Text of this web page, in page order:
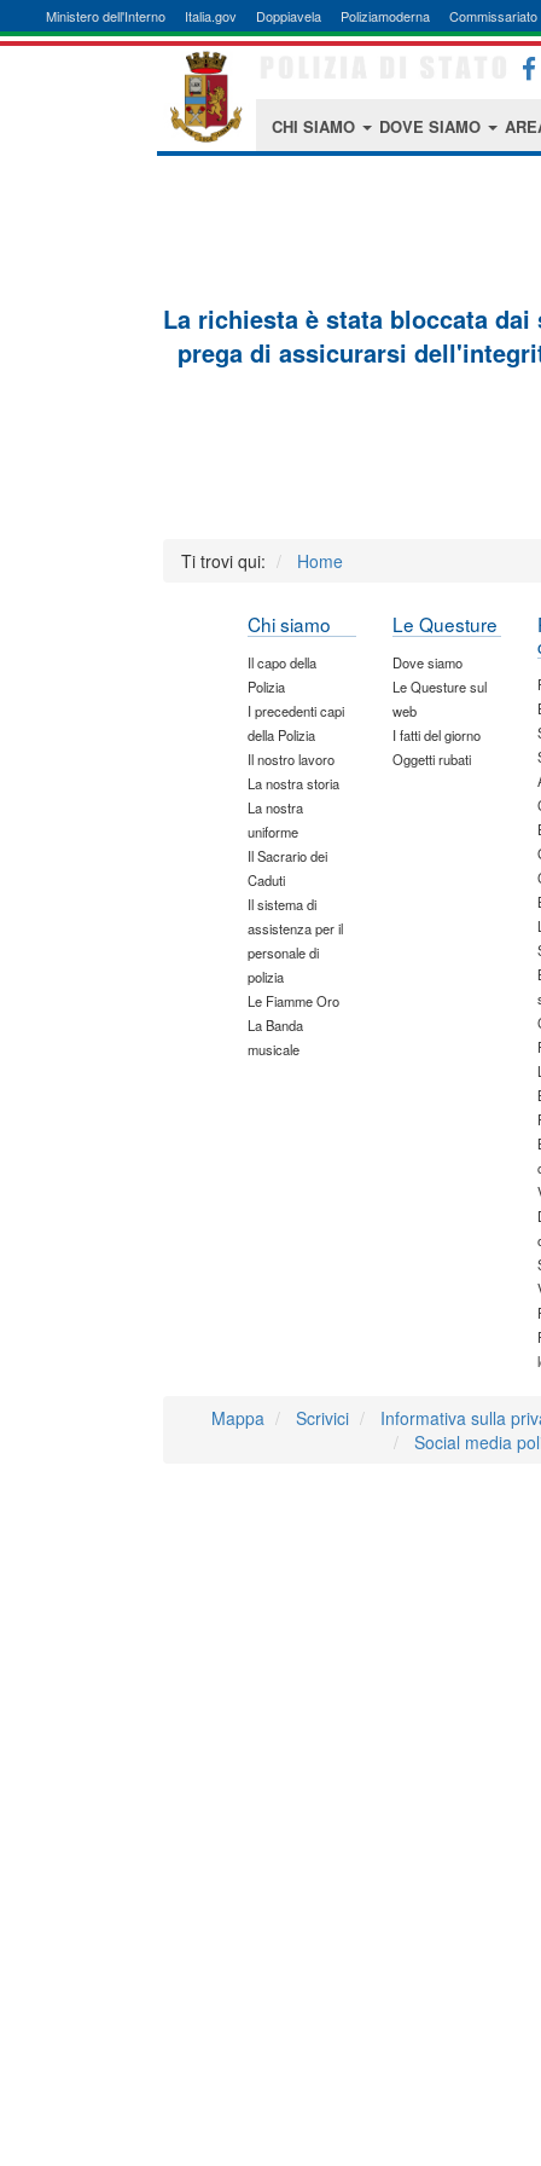
Ministero dell'Interno Italia.gov Doppiavela Poliziamoderna Commissariato
CHI SIAMO DOVE SIAMO
La richiesta è stata bloccata
prega di assicurarsi
Ti trovi qui: Home
Chi siamo
Il capo della
Polizia
I precedenti capi
della Polizia
Il nostro lavoro
La nostra storia
La nostra
uniforme
Il Sacrario dei
Caduti
Il sistema di
assistenza per il
personale di
polizia
Le Fiamme Oro
La Banda
musicale
Le Questure
Dove siamo
Le Questure sul
web
I fatti del giorno
Oggetti rubati
Mappa Scrivici
Informativa sulla
Social media